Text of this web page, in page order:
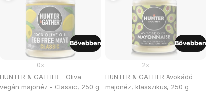
listája
HUNTER & GATHER - Oliva
vegán majonéz - Classic, 250 g
0x
Bővebben
HUNTER & GATHER Avokádó
majonéz, klasszikus, 250 g
2x
Bővebben